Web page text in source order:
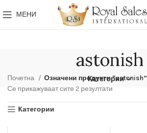
МЕНИ
astonish
Категории
Почетна
Означени продукти “astonish”
Се прикажуваат сите 2 резултати
Категории